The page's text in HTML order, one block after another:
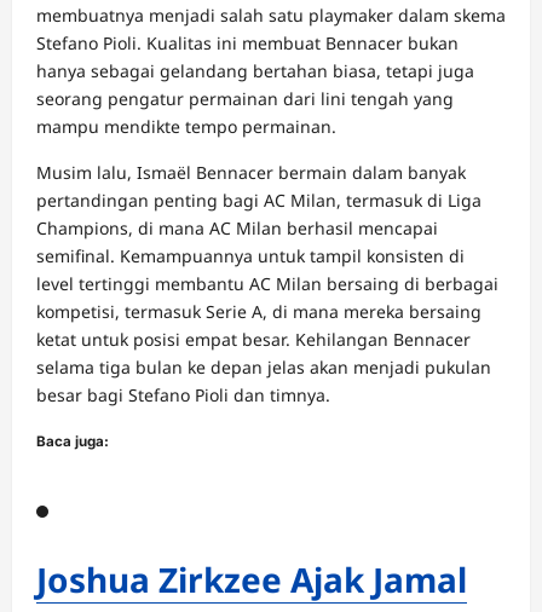
membuatnya menjadi salah satu playmaker dalam skema
Stefano Pioli. Kualitas ini membuat Bennacer bukan
hanya sebagai gelandang bertahan biasa, tetapi juga
seorang pengatur permainan dari lini tengah yang
mampu mendikte tempo permainan.
Musim lalu, Ismaël Bennacer bermain dalam banyak
pertandingan penting bagi AC Milan, termasuk di Liga
Champions, di mana AC Milan berhasil mencapai
semifinal. Kemampuannya untuk tampil konsisten di
level tertinggi membantu AC Milan bersaing di berbagai
kompetisi, termasuk Serie A, di mana mereka bersaing
ketat untuk posisi empat besar. Kehilangan Bennacer
selama tiga bulan ke depan jelas akan menjadi pukulan
besar bagi Stefano Pioli dan timnya.
Baca juga:
Joshua Zirkzee Ajak Jamal